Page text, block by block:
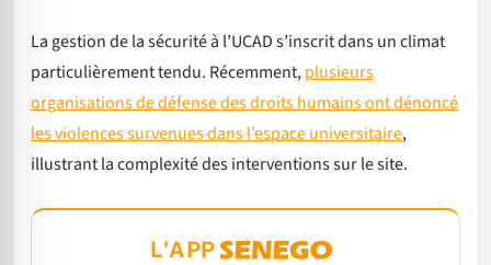
La gestion de la sécurité à l’UCAD s’inscrit dans un climat
particulièrement tendu. Récemment,plusieurs
organisations de défense des droits humains ont dénoncé
les violences survenues dans l’espace universitaire,
illustrant la complexité des interventions sur le site.
L'APP